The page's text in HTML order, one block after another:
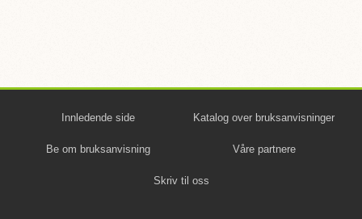
Innledende side Katalog over bruksanvisninger
Be om bruksanvisning Våre partnere
Skriv til oss